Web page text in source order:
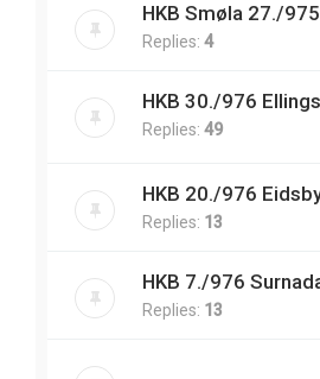
HKB Smøla 27./
Replies: 4
HKB 30./976
Replies: 49
HKB 20./976
Replies: 13
HKB 7./976
Replies: 13